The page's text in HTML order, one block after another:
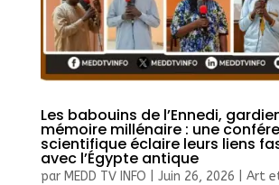
Les babouins de l’Ennedi,
mémoire millénaire : une
scientifique éclaire leurs liens
avec l’Égypte antique
par MEDD TV INFO Juin 26, 2026 Art